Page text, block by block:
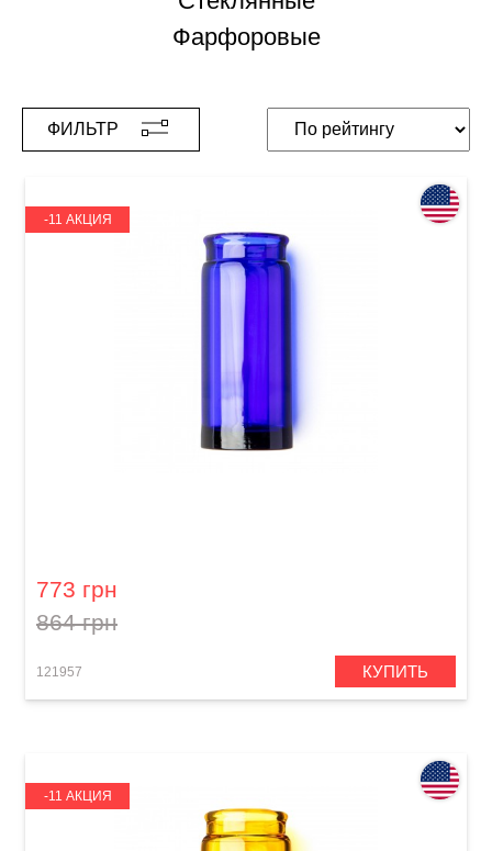
Фарфоровые
ФИЛЬТР
-11 АКЦИЯ
773 грн
864 грн
121957 КУПИТЬ
-11 АКЦИЯ